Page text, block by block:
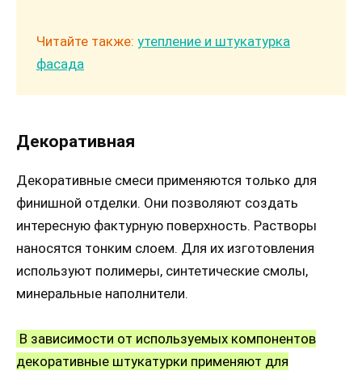
Читайте также: утепление и штукатурка
фасада
Декоративная
Декоративные смеси применяются только для
финишной отделки. Они позволяют создать
интересную фактурную поверхность. Растворы
наносятся тонким слоем. Для их изготовления
используют полимеры, синтетические смолы,
минеральные наполнители.
В зависимости от используемых компонентов
декоративные штукатурки применяют для